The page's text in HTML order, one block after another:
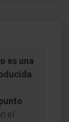
es una
el